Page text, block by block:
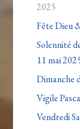
2025
Fête Dieu
Solennité
11 mai
Dimanche
Vigile
Vendredi